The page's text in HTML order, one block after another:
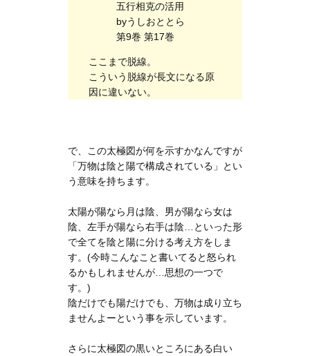
五行相克の活用
byうしおととら
第9巻 第17巻
ここまで脱線。
こういう脱線が長文になる原
因に違いない。
で、この太極図が何を示すかなんですが
「万物は陰と陽で構成されている」とい
う意味を持ちます。
太陽が陽なら月は陰、男が陽なら女は
陰、左手が陽なら右手は陰…といった形
で全てを陰と陽に分ける考え方をしま
す。(今時こんなこと書いてると怒られ
るかもしれませんが…思想の一つで
す。)
陰だけでも陽だけでも、万物は成り立ち
ませんよーという事を示しています。
さらに太極図の黒いところにある白い